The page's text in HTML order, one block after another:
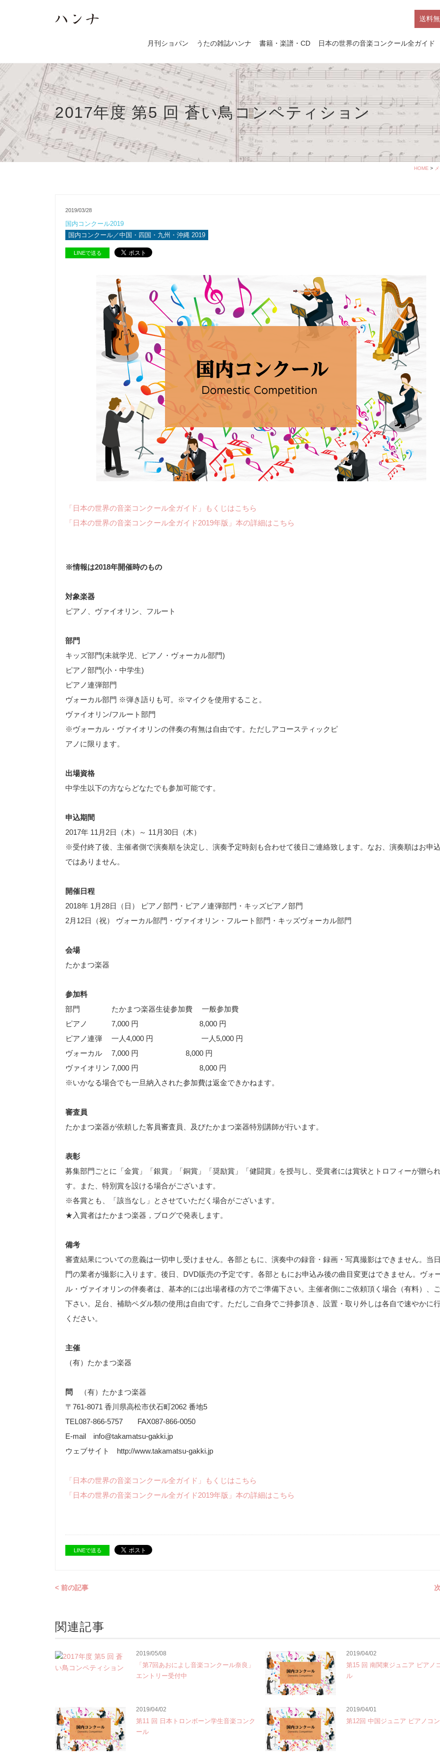
送料
月刊ショパン うたの雑誌ハンナ 書籍・楽譜・CD 日本の世界の音楽コンクール全ガイド
2017年度 第5 回 蒼い鳥コンペティション
HOME >
2019/03/28
国内コンクール2019
国内コンクール／中国・四国・九州・沖縄 2019
LINEで送る
「日本の世界の音楽コンクール全ガイド」もくじはこちら
「日本の世界の音楽コンクール全ガイド2019年版」本の詳細はこちら
※情報は2018年開催時のもの
対象楽器
ピアノ、ヴァイオリン、フルート
部門
キッズ部門(未就学児、ピアノ・ヴォーカル部門)
ピアノ部門(小・中学生)
ピアノ連弾部門
ヴォーカル部門 ※弾き語りも可。※マイクを使用すること。
ヴァイオリン/フルート部門
※ヴォーカル・ヴァイオリンの伴奏の有無は自由です。ただしアコースティックピ
アノに限ります。
出場資格
中学生以下の方ならどなたでも参加可能です。
申込期間
2017年 11月2日（木）～ 11月30日（木）
※受付終了後、主催者側で演奏順を決定し、演奏予定時刻も合わせて後日ご連絡致します。なお、演奏順はお申
ではありません。
開催日程
2018年 1月28日（日） ピアノ部門・ピアノ連弾部門・キッズピアノ部門
2月12日（祝） ヴォーカル部門・ヴァイオリン・フルート部門・キッズヴォーカル部門
会場
たかまつ楽器
参加料
部門 たかまつ楽器生徒参加費 一般参加費
ピアノ 7,000 円 8,000 円
ピアノ連弾 一人4,000 円 一人5,000 円
ヴォーカル 7,000 円 8,000 円
ヴァイオリン 7,000 円 8,000 円
※いかなる場合でも一旦納入された参加費は返金できかねます。
審査員
たかまつ楽器が依頼した客員審査員、及びたかまつ楽器特別講師が行います。
表彰
募集部門ごとに「金賞」「銀賞」「銅賞」「奨励賞」「健闘賞」を授与し、受賞者には賞状とトロフィーが贈ら
す。また、特別賞を設ける場合がございます。
※各賞とも、「該当なし」とさせていただく場合がございます。
★入賞者はたかまつ楽器，ブログで発表します。
備考
審査結果についての意義は一切申し受けません。各部ともに、演奏中の録音・録画・写真撮影はできません。当
門の業者が撮影に入ります。後日、DVD販売の予定です。各部ともにお申込み後の曲目変更はできません。ヴォ
ル・ヴァイオリンの伴奏者は、基本的には出場者様の方でご準備下さい。主催者側にご依頼頂く場合（有料）、
下さい。足台、補助ペダル類の使用は自由です。ただしご自身でご持参頂き、設置・取り外しは各自で速やかに
ください。
主催
（有）たかまつ楽器
問
（有）たかまつ楽器
〒761-8071 香川県高松市伏石町2062 番地5
TEL087-866-5757 FAX087-866-0050
E-mail info@takamatsu-gakki.jp
ウェブサイト http://www.takamatsu-gakki.jp
「日本の世界の音楽コンクール全ガイド」もくじはこちら
「日本の世界の音楽コンクール全ガイド2019年版」本の詳細はこちら
LINEで送る
< 前の記事
関連記事
2019/05/08
「第7回あおによし音楽コンクール奈良」
エントリー受付中
2019/04/02
第15 回 南関東ジュニア ピアノ
ル
2019/04/02
第11 回 日本トロンボーン学生音楽コンク
ール
2019/04/01
第12回 中国ジュニア ピアノコ